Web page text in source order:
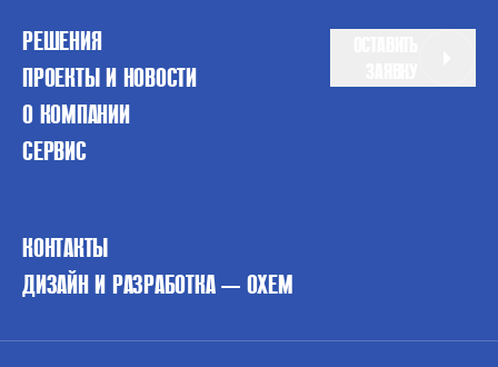
РЕШЕНИЯ
ПРОЕКТЫ И НОВОСТИ
О КОМПАНИИ
СЕРВИС
КОНТАКТЫ
ДИЗАЙН И РАЗРАБОТКА — OXEM